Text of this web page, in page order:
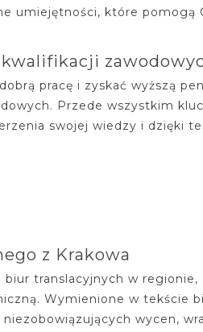
umiejętności, które pomogą
pracę i zyskać wyższą
Przede wszystkim
swojej wiedzy i dzięki
z Krakowa
translacyjnych w
Wymienione w tekście
wycen,